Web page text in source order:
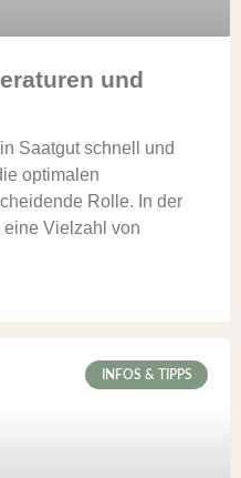
und
Saatgut schnell und
optimalen
Rolle. In der
Vielzahl von
INFOS & TIPPS